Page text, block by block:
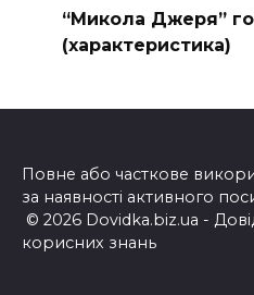
“Микола Джеря”
(характеристика)
Повне або часткове
за наявності активного
© 2026 Dovidka.biz.ua -
корисних знань